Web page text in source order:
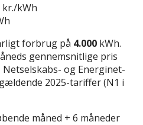
kr./kWh
forbrug på 4.000 kWh.
gennemsnitlige pris
og Energinet-
2025-tariffer (N1 i
måned + 6 måneder